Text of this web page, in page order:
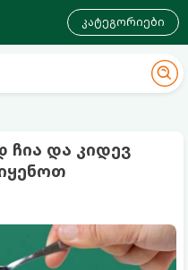
კატეგორიები
და კიდევ